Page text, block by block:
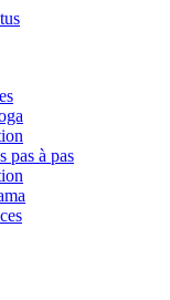
pas à pas